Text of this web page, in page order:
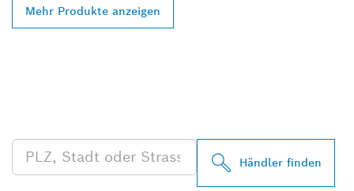
Mehr Produkte anzeigen
Händler finden